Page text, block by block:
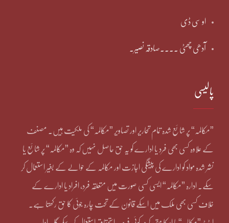
او سی ڈی
آدھی چھٹی ۔۔۔۔صادقہ نصیر۔
پالیسی
”مکالمہ“ پر شائع شدہ تمام تحاریر اور تصاویر ”مکالمہ“ کی ملکیت ہیں۔ مصنف
کے علاوہ کسی بھی فرد یا ادارے کو یہ حق حاصل نہیں کہ وہ ”مکالمہ“ پر شائع یا
نشر شدہ مواد کو ادارے کی پیشگی اجازت اور مکالمہ کے حوالے کے بغیر استعمال کر
سکے۔ ادارہ ”مکالمہ“ ایسی کسی صورت میں متعلقہ فرد، افراد یا ادارے کے
خلاف کسی بھی ملک میں اسکے قانون کے تحت چارہ جوئی کا حق رکھتا ہے۔